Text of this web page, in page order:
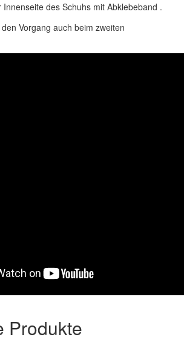
Innenseite des Schuhs mit Abklebeband .
Vorgang auch beim zweiten
Produkte